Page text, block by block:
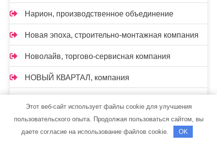
Нарион, производственное объединение
Новая эпоха, строительно-монтажная компания
Новолайв, торгово-сервисная компания
НОВЫЙ КВАРТАЛ, компания
Нон-Стоп, монтажная компания
Этот веб-сайт использует файлы cookie для улучшения
пользовательского опыта. Продолжая пользоваться сайтом, вы
даете согласие на использование файлов cookie.
OK